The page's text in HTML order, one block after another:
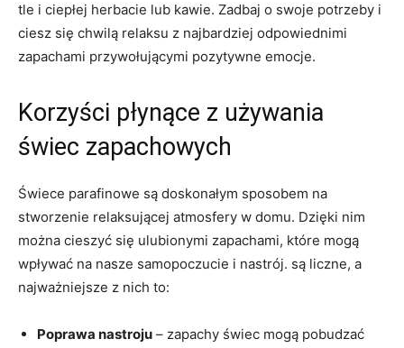
tle i ‍ciepłej herbacie lub kawie. Zadbaj o swoje ‌potrzeby i
ciesz się‍ chwilą relaksu z najbardziej odpowiednimi
zapachami przywołującymi pozytywne emocje.
Korzyści płynące z⁤ używania‌
świec zapachowych
Świece parafinowe są doskonałym sposobem na
stworzenie relaksującej atmosfery w domu. Dzięki nim‍
można cieszyć się ulubionymi zapachami, które mogą⁣
wpływać na nasze samopoczucie i nastrój. są liczne, a
najważniejsze z‍ nich to:
Poprawa nastroju – zapachy świec mogą pobudzać